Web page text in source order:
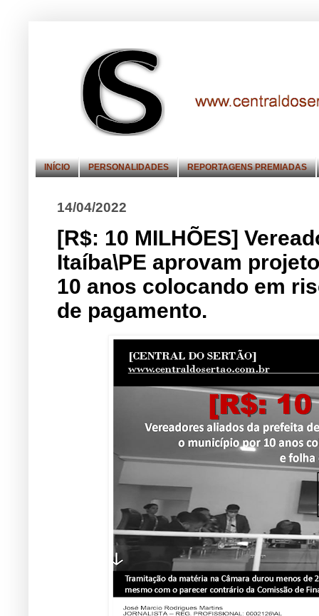
INÍCIO PERSONALIDADES REPORTAGENS PREMIADAS
14/04/2022
[R$: 10 MILHÕES]
Itaíba\PE aprovam
10 anos colocando em
de pagamento.